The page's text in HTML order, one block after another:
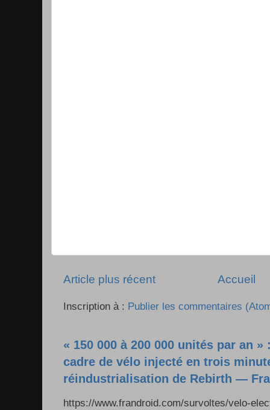
Article plus récent Accueil
Inscription à : Publier les commentaires
« 150 000 à 200 000 unités par an »
cadre de vélo injecté en trois
réindustrialisation de Rebirth —
https://www.frandroid.com/survoltes/velo-